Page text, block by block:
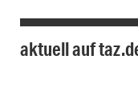
aktuell auf